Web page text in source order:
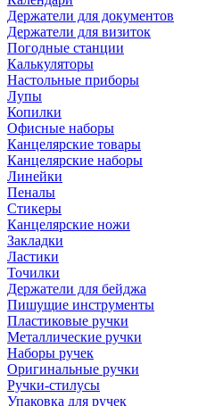
Держатели для документов
Держатели для визиток
Погодные станции
Калькуляторы
Настольные приборы
Лупы
Копилки
Офисные наборы
Канцелярские товары
Канцелярские наборы
Линейки
Пеналы
Стикеры
Канцелярские ножи
Закладки
Ластики
Точилки
Держатели для бейджа
Пишущие инструменты
Пластиковые ручки
Металлические ручки
Наборы ручек
Оригинальные ручки
Ручки-стилусы
Упаковка для ручек